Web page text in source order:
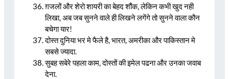
ग़जलों और शेरो शायरी का बेहद शौंक, लेकिन कभी खुद नही
लिखा, अब जब सुनने वाले ही लिखने लगेंगे तो सुनने वाला कौन
बचेगा यार!
दोस्त दुनिया भर मे फैले है, भारत, अमरीका और पाकिस्तान मे
सबसे ज्यादा.
सुबह सबेरे पहला काम, दोस्तों की इमेल पढना और उनका जवाब
देना.